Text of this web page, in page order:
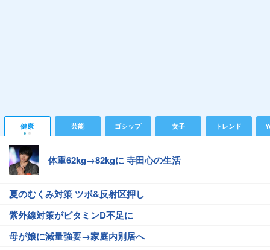
健康 芸能 ゴシップ 女子 トレンド
体重62kg→82kgに 寺田心の生活
夏のむくみ対策 ツボ&反射区押し
紫外線対策がビタミンD不足に
母が娘に減量強要→家庭内別居へ